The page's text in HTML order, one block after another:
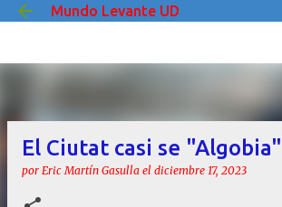
Ir al contenido principal
Mundo Levante UD
El Ciutat casi se "Algobia"
por Eric Martín Gasulla el diciembre 17, 2023